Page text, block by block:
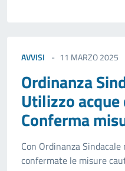
AVVISI 11 MARZO 2025
Ordinanza
Utilizzo
Conferma
Con Ordinanza
confermate le misure